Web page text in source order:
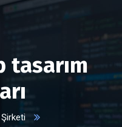
tasarım
Şirketi